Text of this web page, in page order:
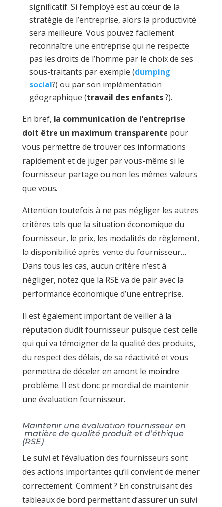
significatif. Si l’employé est au cœur de la
stratégie de l’entreprise, alors la productivité
sera meilleure. Vous pouvez facilement
reconnaître une entreprise qui ne respecte
pas les droits de l’homme par le choix de ses
sous-traitants par exemple (dumping
social?) ou par son implémentation
géographique (travail des enfants?).
En bref, la communication de l’entreprise
doit être un maximum transparente pour
vous permettre de trouver ces informations
rapidement et de juger par vous-même si le
fournisseur partage ou non les mêmes valeurs
que vous.
Attention toutefois à ne pas négliger les autres
critères tels que la situation économique du
fournisseur, le prix, les modalités de règlement,
la disponibilité après-vente du fournisseur…
Dans tous les cas, aucun critère n’est à
négliger, notez que la RSE va de pair avec la
performance économique d’une entreprise.
Il est également important de veiller à la
réputation dudit fournisseur puisque c’est celle
qui qui va témoigner de la qualité des produits,
du respect des délais, de sa réactivité et vous
permettra de déceler en amont le moindre
problème. Il est donc primordial de maintenir
une évaluation fournisseur.
Maintenir une évaluation fournisseur en
matière de qualité produit et d’éthique
(RSE)
Le suivi et l’évaluation des fournisseurs sont
des actions importantes qu’il convient de mener
correctement. Comment ? En construisant des
tableaux de bord permettant d’assurer un suivi